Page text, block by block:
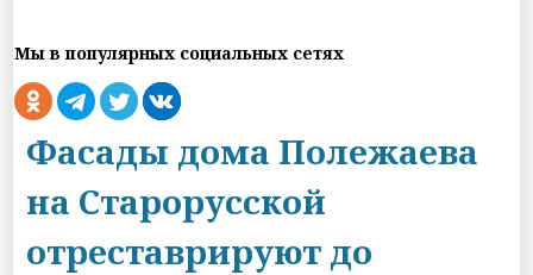
Мы в популярных социальных сетях
Фасады дома Полежаева
на Старорусской
отреставрируют до